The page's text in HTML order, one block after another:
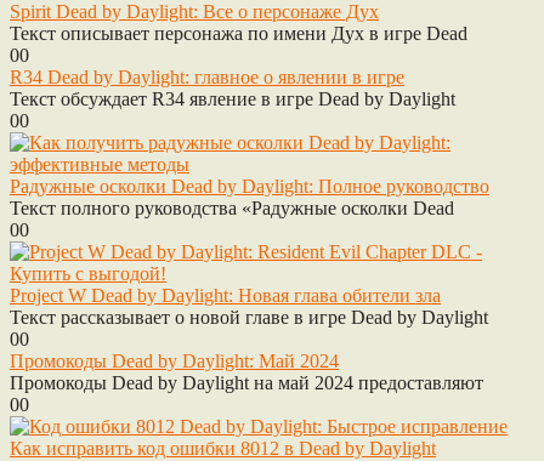
Spirit Dead by Daylight: Все о персонаже Дух
Текст описывает персонажа по имени Дух в игре Dead
00
R34 Dead by Daylight: главное о явлении в игре
Текст обсуждает R34 явление в игре Dead by Daylight
00
Радужные осколки Dead by Daylight: Полное руководство
Текст полного руководства «Радужные осколки Dead
00
Project W Dead by Daylight: Новая глава обители зла
Текст рассказывает о новой главе в игре Dead by Daylight
00
Промокоды Dead by Daylight: Май 2024
Промокоды Dead by Daylight на май 2024 предоставляют
00
Как исправить код ошибки 8012 в Dead by Daylight